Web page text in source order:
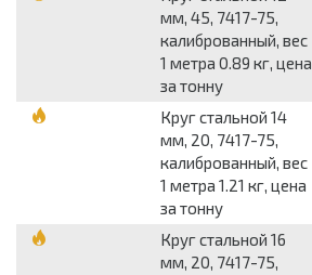
мм, 45, 7417-75,
калиброванный, вес
1 метра 0.89 кг, цена
за тонну
Круг стальной 14
мм, 20, 7417-75,
калиброванный, вес
1 метра 1.21 кг, цена
за тонну
Круг стальной 16
мм, 20, 7417-75,